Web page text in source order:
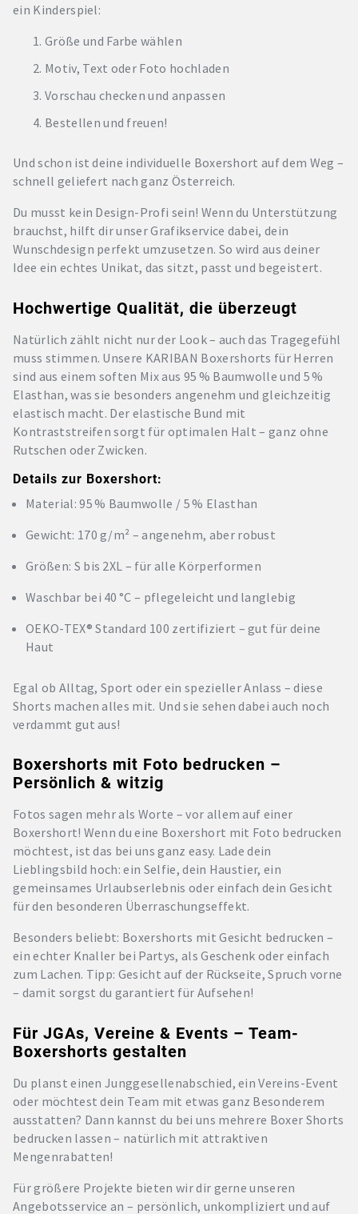
ein Kinderspiel:
Größe und Farbe wählen
Motiv, Text oder Foto hochladen
Vorschau checken und anpassen
Bestellen und freuen!
Und schon ist deine individuelle Boxershort auf dem Weg –
schnell geliefert nach ganz Österreich.
Du musst kein Design-Profi sein! Wenn du Unterstützung
brauchst, hilft dir unser Grafikservice dabei, dein
Wunschdesign perfekt umzusetzen. So wird aus deiner
Idee ein echtes Unikat, das sitzt, passt und begeistert.
Hochwertige Qualität, die überzeugt
Natürlich zählt nicht nur der Look – auch das Tragegefühl
muss stimmen. Unsere KARIBAN Boxershorts für Herren
sind aus einem soften Mix aus 95 % Baumwolle und 5 %
Elasthan, was sie besonders angenehm und gleichzeitig
elastisch macht. Der elastische Bund mit
Kontraststreifen sorgt für optimalen Halt – ganz ohne
Rutschen oder Zwicken.
Details zur Boxershort:
Material: 95 % Baumwolle / 5 % Elasthan
Gewicht: 170 g/m² – angenehm, aber robust
Größen: S bis 2XL – für alle Körperformen
Waschbar bei 40 °C – pflegeleicht und langlebig
OEKO-TEX® Standard 100 zertifiziert – gut für deine
Haut
Egal ob Alltag, Sport oder ein spezieller Anlass – diese
Shorts machen alles mit. Und sie sehen dabei auch noch
verdammt gut aus!
Boxershorts mit Foto bedrucken –
Persönlich & witzig
Fotos sagen mehr als Worte – vor allem auf einer
Boxershort! Wenn du eine Boxershort mit Foto bedrucken
möchtest, ist das bei uns ganz easy. Lade dein
Lieblingsbild hoch: ein Selfie, dein Haustier, ein
gemeinsames Urlaubserlebnis oder einfach dein Gesicht
für den besonderen Überraschungseffekt.
Besonders beliebt: Boxershorts mit Gesicht bedrucken –
ein echter Knaller bei Partys, als Geschenk oder einfach
zum Lachen. Tipp: Gesicht auf der Rückseite, Spruch vorne
– damit sorgst du garantiert für Aufsehen!
Für JGAs, Vereine & Events – Team-
Boxershorts gestalten
Du planst einen Junggesellenabschied, ein Vereins-Event
oder möchtest dein Team mit etwas ganz Besonderem
ausstatten? Dann kannst du bei uns mehrere Boxer Shorts
bedrucken lassen – natürlich mit attraktiven
Mengenrabatten!
Für größere Projekte bieten wir dir gerne unseren
Angebotsservice an – persönlich, unkompliziert und auf